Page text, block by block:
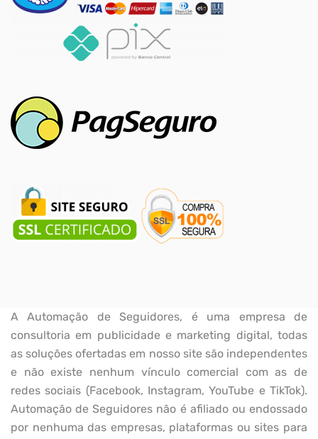
A Automação de Seguidores, é uma empresa de
consultoria em publicidade e marketing digital, todas
as soluções ofertadas em nosso site são independentes
e não existe nenhum vínculo comercial com as de
redes sociais (Facebook, Instagram, YouTube e TikTok).
Automação de Seguidores não é afiliado ou endossado
por nenhuma das empresas, plataformas ou sites para